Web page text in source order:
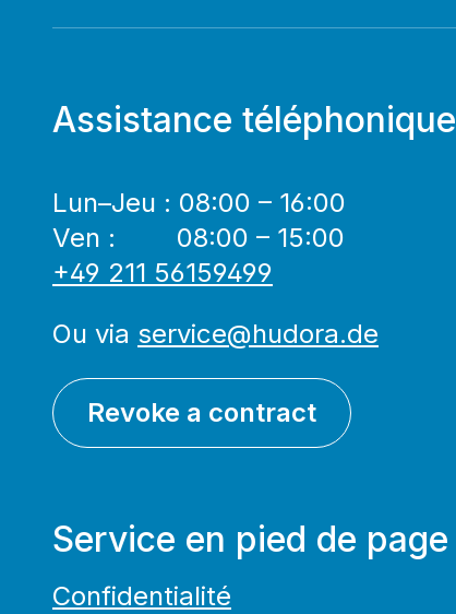
Assistance téléphonique
Lun–Jeu : 08:00 – 16:00
Ven : 08:00 – 15:00
+49 211 56159499
Ou via service@hudora.de
Revoke a contract
Service en pied de page
Confidentialité